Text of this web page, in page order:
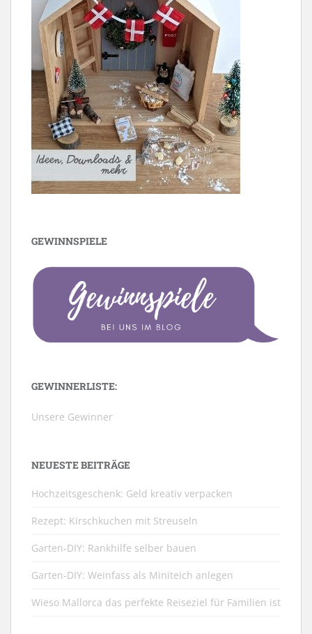
GEWINNSPIELE
GEWINNERLISTE:
Unsere Gewinner
NEUESTE BEITRÄGE
Hochzeitsgeschenk: Geld kreativ verpacken
Rezept: Kirschkuchen mit Streuseln
Garten-DIY: Rankhilfe selber bauen
Garten-DIY: Weinfass als Miniteich anlegen
Wieso Mallorca das perfekte Reiseziel für Familien ist